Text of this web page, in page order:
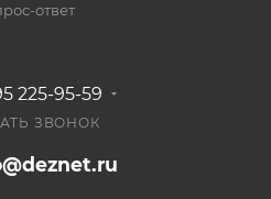
ответ
225-95-59
ЗВОНОК